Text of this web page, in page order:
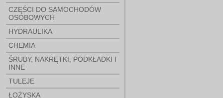
CZĘŚCI DO SAMOCHODÓW
OSOBOWYCH
HYDRAULIKA
CHEMIA
ŚRUBY, NAKRĘTKI, PODKŁADKI I
INNE
TULEJE
ŁOŻYSKA